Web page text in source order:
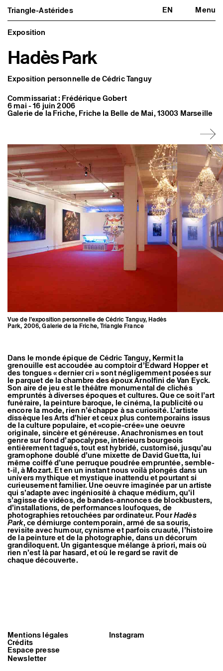
Triangle-Astérides EN Menu
Triangle-Astérides
Centre d’art contemporain
d’intérêt national
et résidence internationale d'artistes
Fermer
Présentation
Équipe et gouvernance
Partenaires et réseaux
Formation professionnelle
Adhérer / nous soutenir
Rapports d'activité
Informations pratiques
Agenda : en cours et à venir
Expositions
Événements
Programmation éditoriale
Médiation
Publics associés
Les Nouveaux Commanditaires
Artistes résident·es et associé·es
Résident·es
Artistes associé·es
Hors-les-murs
Ancien·nes résident·es et artistes associé·es
Exposition
Hadès Park
Exposition personnelle de Cédric Tanguy
Commissariat : Frédérique Gobert
6 mai - 16 juin 2006
Galerie de la Friche, Friche la Belle de Mai, 13003 Marseille
Vue de l’exposition personnelle de Cédric Tanguy, Hadès
Park, 2006, Galerie de la Friche, Triangle France
Dans le monde épique de Cédric Tanguy, Kermit la
grenouille est accoudée au comptoir d’Edward Hopper et
des tongues « dernier cri » sont négligemment posées sur
le parquet de la chambre des époux Arnolfini de Van Eyck.
Son aire de jeu est le théâtre monumental de clichés
empruntés à diverses époques et cultures. Que ce soit l’art
funéraire, la peinture baroque, le cinéma, la publicité ou
encore la mode, rien n’échappe à sa curiosité. L’artiste
dissèque les Arts d’hier et ceux plus contemporains issus
de la culture populaire, et «copie-crée» une oeuvre
originale, sincère et généreuse. Anachronismes en tout
genre sur fond d’apocalypse, intérieurs bourgeois
entièrement tagués, tout est hybridé, customisé, jusqu’au
gramophone doublé d’une mixette de David Guetta, lui
même coiffé d’une perruque poudrée empruntée, semble-
t-il, à Mozart. Et en un instant nous voilà plongés dans un
univers mythique et mystique inattendu et pourtant si
curieusement familier. Une oeuvre imaginée par un artiste
qui s’adapte avec ingéniosité à chaque médium, qu’il
s’agisse de vidéos, de bandes-annonces de blockbusters,
d’installations, de performances loufoques, de
photographies retouchées par ordinateur. PourHadès
Park, ce démiurge contemporain, armé de sa souris,
revisite avec humour, cynisme et parfois cruauté, l’histoire
de la peinture et de la photographie, dans un décorum
grandiloquent. Un gigantesque mélange à priori, mais où
rien n’est là par hasard, et où le regard se ravit de
chaque découverte.
Vue de l’exposition personnelle de
Cédric Tanguy, Hadès Park, 2006,
Galerie de la Friche, Triangle
France
Instagram
Mentions légales
Crédits
Espace presse
Newsletter